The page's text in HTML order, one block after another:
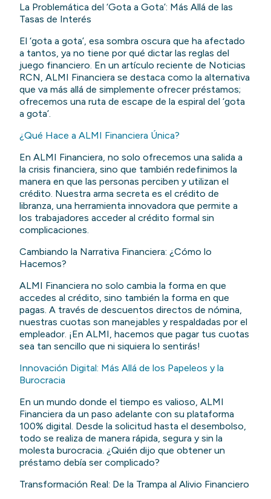
La Problemática del ‘Gota a Gota’: Más Allá de las
Tasas de Interés
El ‘gota a gota’, esa sombra oscura que ha afectado
a tantos, ya no tiene por qué dictar las reglas del
juego financiero. En un artículo reciente de Noticias
RCN, ALMI Financiera se destaca como la alternativa
que va más allá de simplemente ofrecer préstamos;
ofrecemos una ruta de escape de la espiral del ‘gota
a gota’.
¿Qué Hace a ALMI Financiera Única?
En ALMI Financiera, no solo ofrecemos una salida a
la crisis financiera, sino que también redefinimos la
manera en que las personas perciben y utilizan el
crédito. Nuestra arma secreta es el crédito de
libranza, una herramienta innovadora que permite a
los trabajadores acceder al crédito formal sin
complicaciones.
Cambiando la Narrativa Financiera: ¿Cómo lo
Hacemos?
ALMI Financiera no solo cambia la forma en que
accedes al crédito, sino también la forma en que
pagas. A través de descuentos directos de nómina,
nuestras cuotas son manejables y respaldadas por el
empleador. ¡En ALMI, hacemos que pagar tus cuotas
sea tan sencillo que ni siquiera lo sentirás!
Innovación Digital: Más Allá de los Papeleos y la
Burocracia
En un mundo donde el tiempo es valioso, ALMI
Financiera da un paso adelante con su plataforma
100% digital. Desde la solicitud hasta el desembolso,
todo se realiza de manera rápida, segura y sin la
molesta burocracia. ¿Quién dijo que obtener un
préstamo debía ser complicado?
Transformación Real: De la Trampa al Alivio Financiero